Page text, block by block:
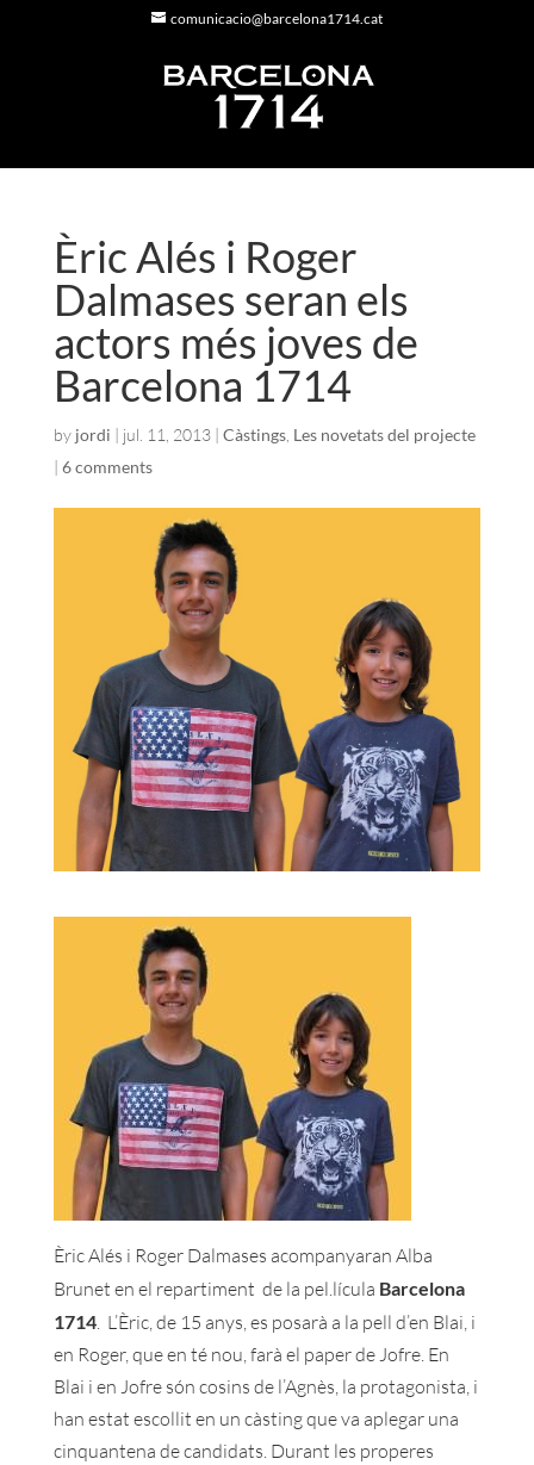
comunicacio@barcelona1714.cat
Èric Alés i Roger
Dalmases seran els
actors més joves de
Barcelona 1714
by jordi | jul. 11, 2013| Càstings, Les novetats del projecte
| 6 comments
Èric Alés i Roger Dalmases acompanyaran Alba
Brunet en el repartiment de la pel.lícula Barcelona
1714. L’Èric, de 15 anys, es posarà a la pell d’en Blai, i
en Roger, que en té nou, farà el paper de Jofre. En
Blai i en Jofre són cosins de l’Agnès, la protagonista, i
han estat escollit en un càsting que va aplegar una
cinquantena de candidats. Durant les properes